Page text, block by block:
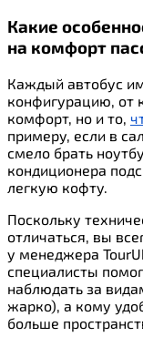
Какие
на комфорт
Каждый автобус
конфигурацию, от
комфорт, но и то,
примеру, если в
смело брать
кондиционера
легкую кофту.
Поскольку
отличаться, вы
у менеджера
специалисты
наблюдать за
жарко), а кому
больше